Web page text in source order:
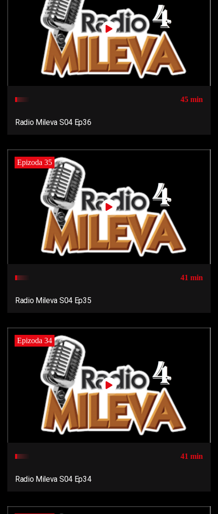
45 min
Radio Mileva S04 Ep36
Epizoda 35
41 min
Radio Mileva S04 Ep35
Epizoda 34
41 min
Radio Mileva S04 Ep34